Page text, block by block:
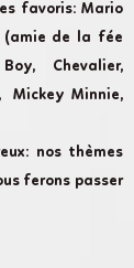
favoris: Mario
(amie de la fée
Chevalier,
Mickey Minnie,
nos thèmes
ferons passer